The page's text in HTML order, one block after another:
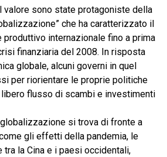
valore sono state protagoniste della
che ha caratterizzato il
internazionale fino a prima
finanziaria del 2008. In risposta
globale, alcuni governi in quel
per riorientare le proprie politiche
flusso di scambi e investimenti
si trova di fronte a
gli effetti della pandemia, le
la Cina e i paesi occidentali,